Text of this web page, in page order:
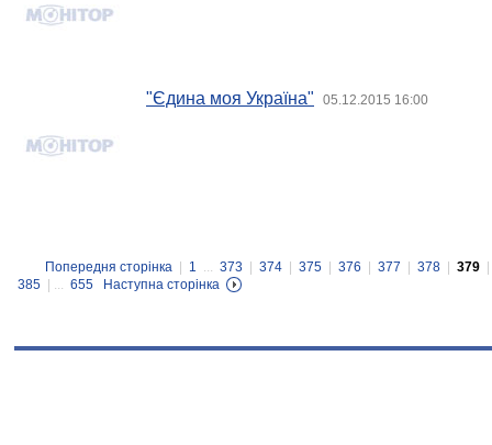
"Єдина моя Україна" 05.12.2015 16:00
Попередня сторінка 1 ... 373 374 375 376 377 378 379
385
| ... 655 Наступна сторінка